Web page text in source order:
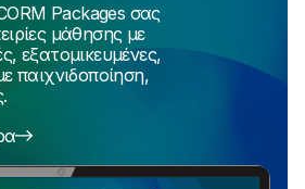
Packages σας
μάθησης με
εξατομικευμένες,
παιχνιδοποίηση,